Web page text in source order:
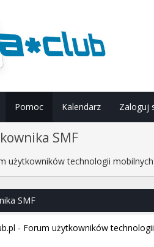
Pomoc Kalendarz Zaloguj
SMF
użytkowników technologii mobilnych
SMF
- Forum użytkowników